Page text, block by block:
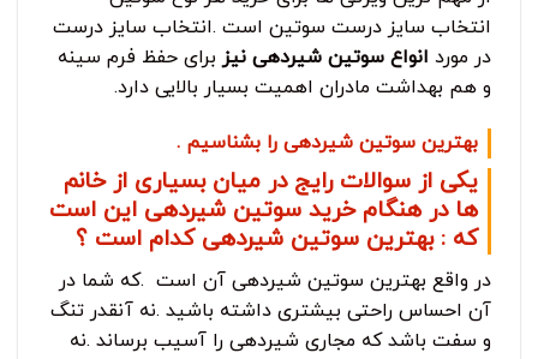
انتخاب سایز درست سوتین است .انتخاب سایز درست
در مورد انواع سوتین شیردهی نیز برای حفظ فرم سینه
و هم بهداشت مادران اهمیت بسیار بالایی دارد.
بهترین سوتین شیردهی را بشناسیم .
یکی از سوالات رایج در میان بسیاری از خانم
ها در هنگام خرید سوتین شیردهی این است
که :بهترین سوتین شیردهی کدام است ؟
در واقع بهترین سوتین شیردهی آن است .که شما در
آن احساس راحتی بیشتری داشته باشید .نه آنقدر تنگ
و سفت باشد که مجاری شیردهی را آسیب برساند .نه